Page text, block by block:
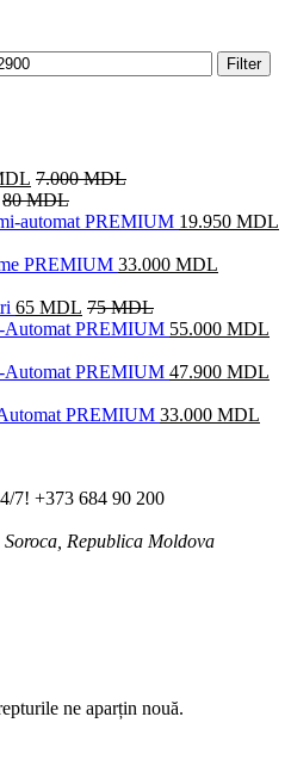
Filter
7.000MDL
80MDL
automat PREMIUM 19.950 MDL
PREMIUM 33.000 MDL
65 MDL 75MDL
Automat PREMIUM 55.000 MDL
Automat PREMIUM 47.900 MDL
PREMIUM 33.000 MDL
7! +373 684 90 200
Republica Moldova
ne aparțin nouă.